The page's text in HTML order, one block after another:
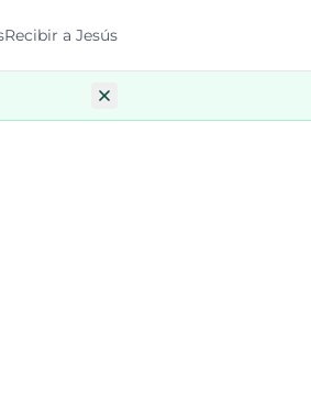
Recibir a Jesús